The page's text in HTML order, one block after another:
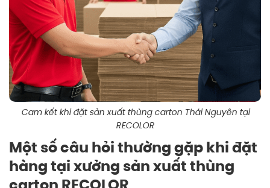
Cam kết khi đặt sản xuất thùng carton Thái Nguyên tại
RECOLOR
Một số câu hỏi thường gặp khi đặt
hàng tại xưởng sản xuất thùng